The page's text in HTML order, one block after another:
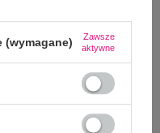
Zawsze
aktywne